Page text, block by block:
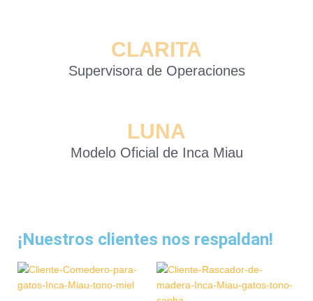
CLARITA
Supervisora de Operaciones
LUNA
Modelo Oficial de Inca Miau
¡Nuestros clientes nos respaldan!